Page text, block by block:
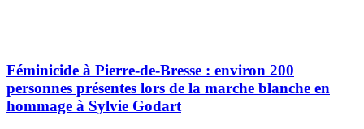
Féminicide à Pierre-de-Bresse : environ 200
personnes présentes lors de la marche blanche en
hommage à Sylvie Godart